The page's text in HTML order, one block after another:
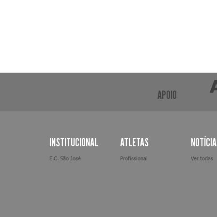
APOIO
INSTITUCIONAL
E.C. São José
ATLETAS
Profissional Ver todas